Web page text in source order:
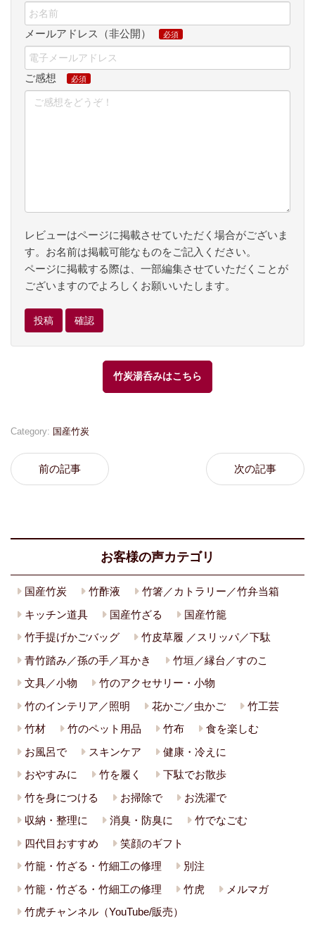
メールアドレス（非公開）
ご感想
レビューはページに掲載させていただく場合がございま
す。お名前は掲載可能なものをご記入ください。
ページに掲載する際は、一部編集させていただくことが
ございますのでよろしくお願いいたします。
竹炭湯呑みはこちら
Category: 国産竹炭
前の記事 次の記事
お客様の声カテゴリ
国産竹炭 竹酢液
竹箸／カトラリー／竹弁当箱
キッチン道具
国産竹ざる
国産竹籠
竹手提げかごバッグ
竹皮草履 ／スリッパ／下駄
青竹踏み／孫の手／耳かき
竹垣／縁台／すのこ
文具／小物
竹のアクセサリー・小物
竹のインテリア／照明
花かご／虫かご
竹工芸
竹材
竹のペット用品 竹布
食を楽しむ
お風呂で
スキンケア
健康・冷えに
おやすみに
竹を履く
下駄でお散歩
竹を身につける
お掃除で
お洗濯で
収納・整理に
消臭・防臭に
竹でなごむ
四代目おすすめ
笑顔のギフト
竹籠・竹ざる・竹細工の修理
別注
竹籠・竹ざる・竹細工の修理
竹虎
メルマガ
竹虎チャンネル（YouTube/販売）